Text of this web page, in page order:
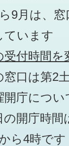
ら9月は、
ています
受付時間
窓口は第2
開庁につ
の開庁時
ら4時です